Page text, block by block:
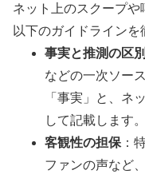
ネット上のスクープ
以下のガイドラインを
事実と推測の区別
などの一次ソー
「事実」と、ネ
して記載します。
客観性の担保 ：
ファンの声など